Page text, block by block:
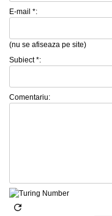
E-mail *:
(nu se afiseaza pe site)
Subiect *:
Comentariu: